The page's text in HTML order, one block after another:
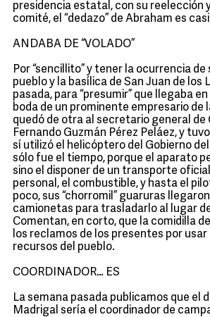
presidencia estatal, con su reelección
comité, el “dedazo” de Abraham es
ANDABA DE “VOLADO”
Por “sencillito” y tener la ocurrencia de
pueblo y la basílica de San Juan de los
pasada, para “presumir” que llegaba
boda de un prominente empresario de
quedó de otra al secretario general de
Fernando Guzmán Pérez Peláez, y
sí utilizó el helicóptero del Gobierno
sólo fue el tiempo, porque el aparato
sino el disponer de un transporte
personal, el combustible, y hasta el
poco, sus “chorromil” guaruras
camionetas para trasladarlo al lugar
Comentan, en corto, que la comidilla
los reclamos de los presentes por
recursos del pueblo.
COORDINADOR… ES
La semana pasada publicamos que el
Madrigal sería el coordinador de